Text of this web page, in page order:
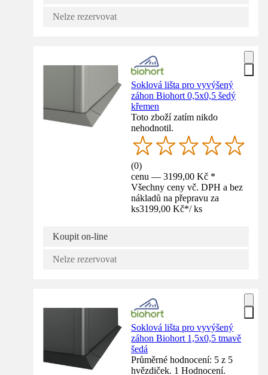
Nelze rezervovat
Soklová lišta pro vyvýšený
záhon Biohort 0,5x0,5 šedý
křemen
Toto zboží zatím nikdo
nehodnotil.
(0)
cenu — 3199,00 Kč *
Všechny ceny vč. DPH a bez
nákladů na přepravu za
ks3199,00 Kč*/ ks
Koupit on-line
Nelze rezervovat
Soklová lišta pro vyvýšený
záhon Biohort 1,5x0,5 tmavě
šedá
Průměrné hodnocení: 5 z 5
hvězdiček. 1 Hodnocení.